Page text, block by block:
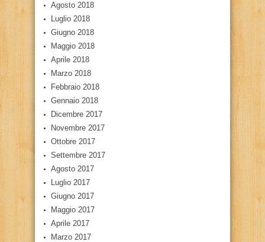
Agosto 2018
Luglio 2018
Giugno 2018
Maggio 2018
Aprile 2018
Marzo 2018
Febbraio 2018
Gennaio 2018
Dicembre 2017
Novembre 2017
Ottobre 2017
Settembre 2017
Agosto 2017
Luglio 2017
Giugno 2017
Maggio 2017
Aprile 2017
Marzo 2017